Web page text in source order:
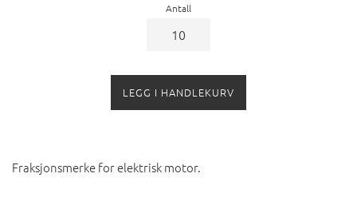
Antall
LEGG I HANDLEKURV
Fraksjonsmerke for elektrisk motor.